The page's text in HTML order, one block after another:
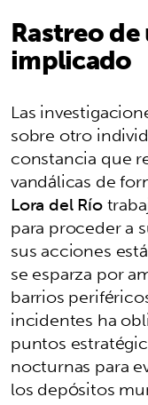
Rastreo
implicado
Las
sobre otro
constancia que
vandálicas de
Lora del Río
para proceder a
sus acciones
se esparza por
barrios
incidentes ha
puntos
nocturnas para
los depósitos